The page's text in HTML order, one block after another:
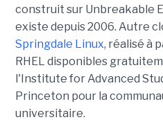
construit sur Unbreakable
existe depuis 2006. Autre
Springdale Linux, réalisé à
RHEL disponibles
l'Institute for Advanced
Princeton pour la
universitaire.